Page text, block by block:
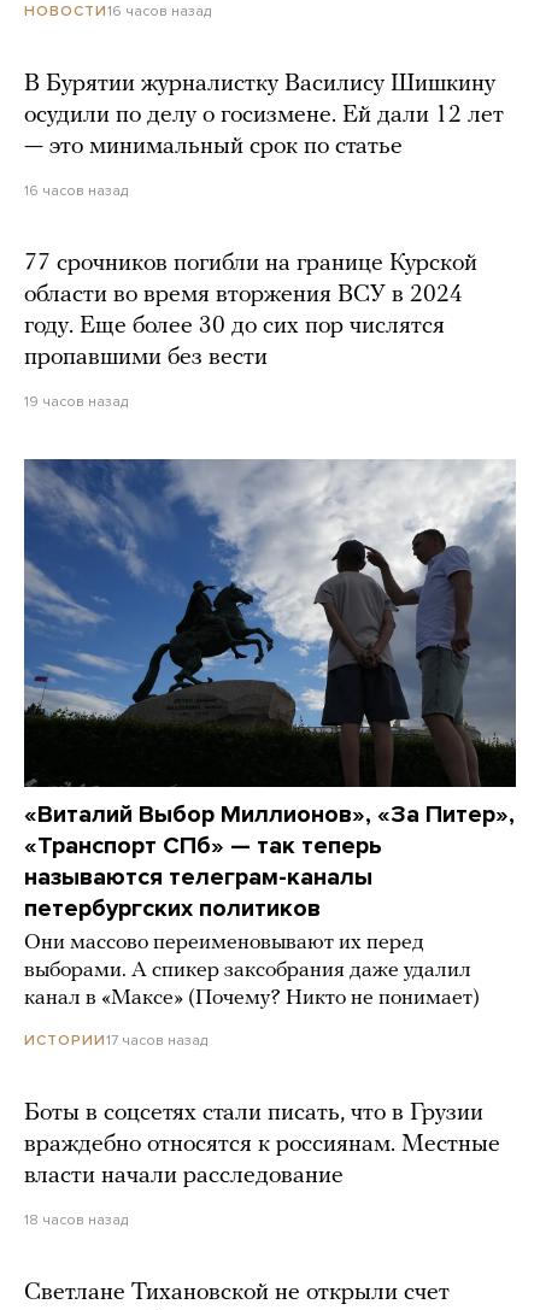
НОВОСТИ16 часов назад
В Бурятии журналистку Василису Шишкину
осудили по делу о госизмене. Ей дали 12 лет
— это минимальный срок по статье
16 часов назад
77 срочников погибли на границе Курской
области во время вторжения ВСУ в 2024
году. Еще более 30 до сих пор числятся
пропавшими без вести
19 часов назад
«Виталий Выбор Миллионов», «За Питер»,
«Транспорт СПб» — так теперь
называются телеграм-каналы
петербургских политиков
Они массово переименовывают их перед
выборами. А спикер заксобрания даже удалил
канал в «Максе» (Почему? Никто не понимает)
ИСТОРИИ17 часов назад
Боты в соцсетях стали писать, что в Грузии
враждебно относятся к россиянам. Местные
власти начали расследование
18 часов назад
Светлане Тихановской не открыли счет